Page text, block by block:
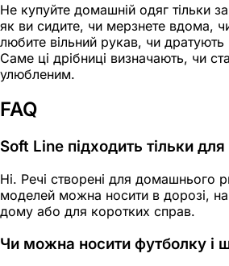
Не купуйте домашній одяг тільки
як ви сидите, чи мерзнете вдома,
любите вільний рукав, чи дратують
Саме ці дрібниці визначають, чи
улюбленим.
FAQ
Soft Line підходить тільки
Ні. Речі створені для домашнього
моделей можна носити в дорозі, на
дому або для коротких справ.
Чи можна носити футболку і